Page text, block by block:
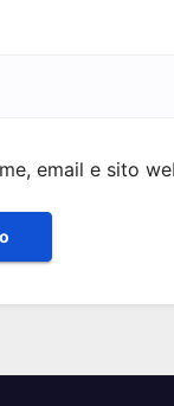
email e sito